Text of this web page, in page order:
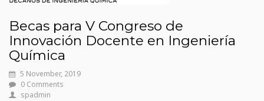
Becas para V Congreso de
Innovación Docente en Ingeniería
Química
5 November, 2019
0 Comments
spadmin